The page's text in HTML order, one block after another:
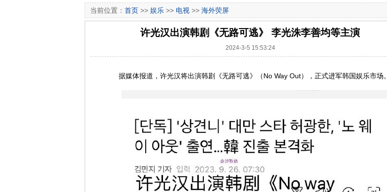
当前位置： 首页 >> 娱乐 >> 电视 >> 海外荧屏
许光汉出演韩剧《无路可逃》 李光洙李善均等主演
2024-3-5 15:53:24
据媒体报道，许光汉将出演韩剧《无路可逃》（No Way Out），正式进军韩国娱乐市场。